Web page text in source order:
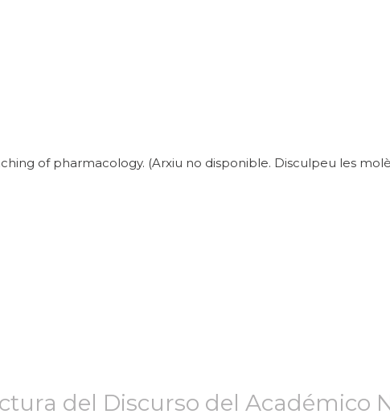
of pharmacology. (Arxiu no disponible. Disculpeu les
del Discurso del Académico